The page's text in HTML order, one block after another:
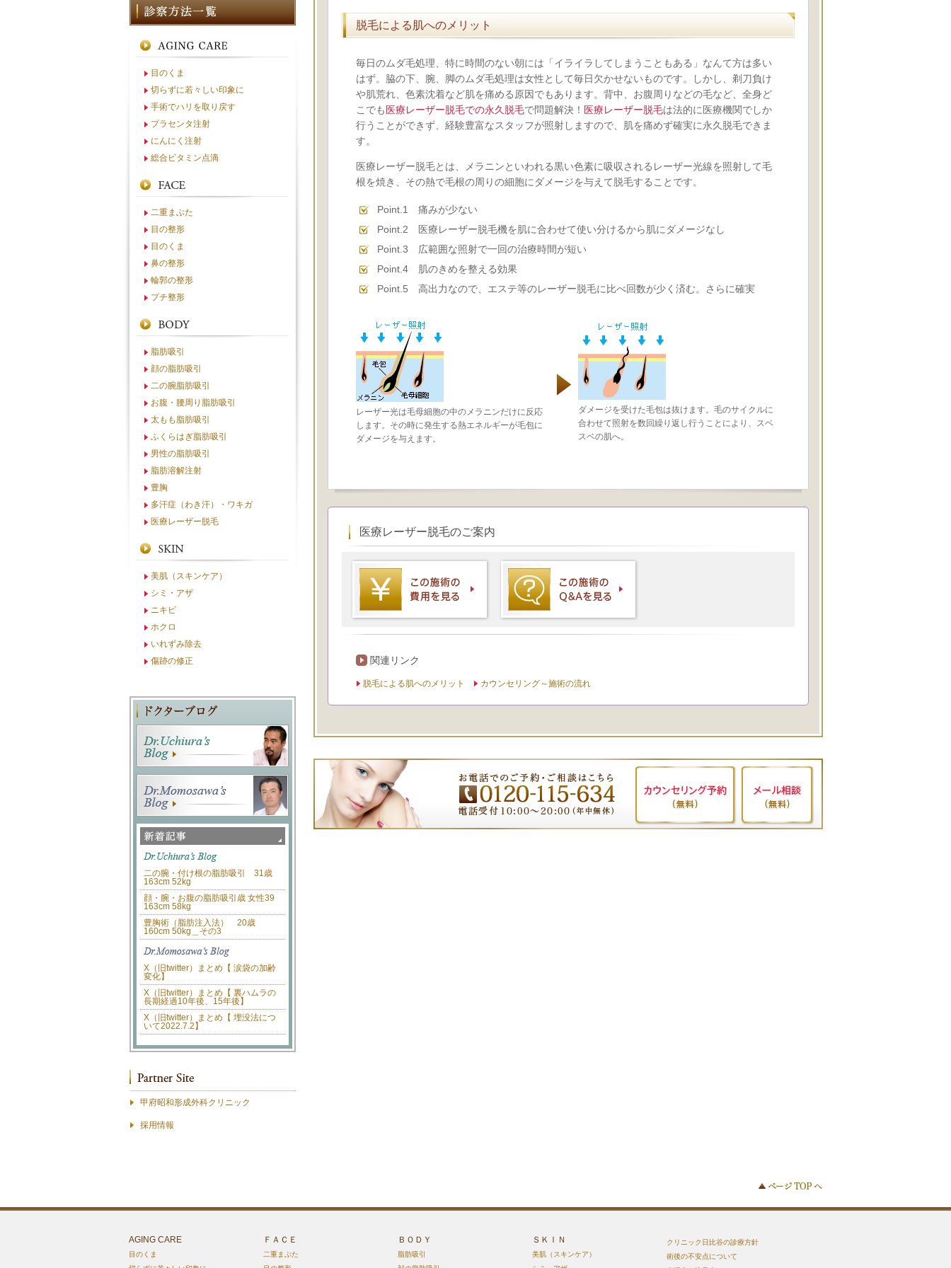
脱毛による肌へのメリット
毎日のムダ毛処理、特に時間のない朝には「イライラしてしまうこともある」なんて方は多い
はず。脇の下、腕、脚のムダ毛処理は女性として毎日欠かせないものです。しかし、剃刀負け
や肌荒れ、色素沈着など肌を痛める原因でもあります。背中、お腹周りなどの毛など、全身ど
こでも 医療レーザー脱毛での永久脱毛で問題解決！ 医療レーザー脱毛は法的に医療機関でしか
行うことができず、経験豊富なスタッフが照射しますので、肌を痛めず確実に永久脱毛できま
す。
医療レーザー脱毛とは、メラニンといわれる黒い色素に吸収されるレーザー光線を照射して毛
根を焼き、その熱で毛根の周りの細胞にダメージを与えて脱毛することです。
Point.1 痛みが少ない
Point.2 医療レーザー脱毛機を肌に合わせて使い分けるから肌にダメージなし
Point.3 広範囲な照射で一回の治療時間が短い
Point.4 肌のきめを整える効果
Point.5 高出力なので、エステ等のレーザー脱毛に比べ回数が少く済む。さらに確実
レーザー光は毛母細胞の中のメラニンだけに反応
します。その時に発生する熱エネルギーが毛包に
ダメージを与えます。
ダメージを受けた毛包は抜けます。毛のサイクルに
合わせて照射を数回繰り返し行うことにより、スベ
スベの肌へ。
医療レーザー脱毛のご案内
関連リンク
脱毛による肌へのメリット カウンセリング～施術の流れ
目のくま
切らずに若々しい印象に
手術でハリを取り戻す
プラセンタ注射
にんにく注射
総合ビタミン点滴
二重まぶた
目の整形
目のくま
鼻の整形
輪郭の整形
プチ整形
脂肪吸引
顔の脂肪吸引
二の腕脂肪吸引
お腹・腰周り脂肪吸引
太もも脂肪吸引
ふくらはぎ脂肪吸引
男性の脂肪吸引
脂肪溶解注射
豊胸
多汗症（わき汗）・ワキガ
医療レーザー脱毛
美肌（スキンケア）
シミ・アザ
ニキビ
ホクロ
いれずみ除去
傷跡の修正
二の腕・付け根の脂肪吸引 31歳
163cm 52kg
顔・腕・お腹の脂肪吸引歳 女性39
163cm 58kg
豊胸術（脂肪注入法） 20歳
160cm 50kg＿その3
X（旧twitter）まとめ【 涙袋の加齢
変化】
X（旧twitter）まとめ【 裏ハムラの
長期経過10年後、15年後】
X（旧twitter）まとめ【 埋没法につ
いて2022.7.2】
甲府昭和形成外科クリニック
採用情報
AGING CARE
目のくま
ＦＡＣＥ
二重まぶた
ＢＯＤＹ
脂肪吸引
ＳＫＩＮ
美肌（スキンケア）
クリニック日比谷の診療方針
術後の不安点について